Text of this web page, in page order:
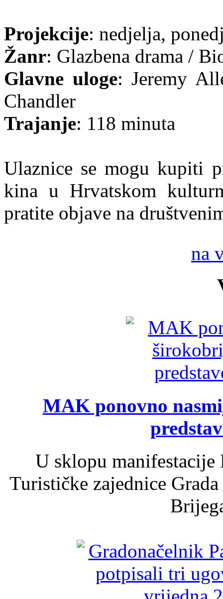
Projekcije: nedjelja,
Žanr: Glazbena drama /
Glavne uloge: Jeremy
Chandler
Trajanje: 118 minuta
Ulaznice se mogu kupiti
kina u Hrvatskom
pratite objave na
na
MAK ponovno
U sklopu
Turističke zajednice